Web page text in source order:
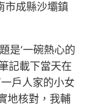
市成縣沙壩鎮
是‘一碗熱心的
記載下當天在
戶人家的小女
地核對，我輔